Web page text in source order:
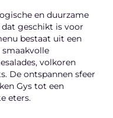
en duurzame
geschikt is voor
bestaat uit een
smaakvolle
volkoren
De ontspannen sfeer
Gys tot een
eters.